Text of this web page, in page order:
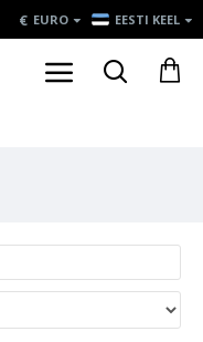
€ EURO EESTI KEEL